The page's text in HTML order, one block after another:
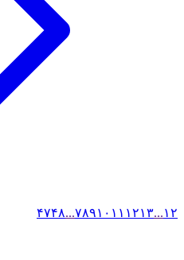
۱۲ ... ۷۸۹۱۰ ۱۱ ۱۲۱۳ ... ۴۷۴۸